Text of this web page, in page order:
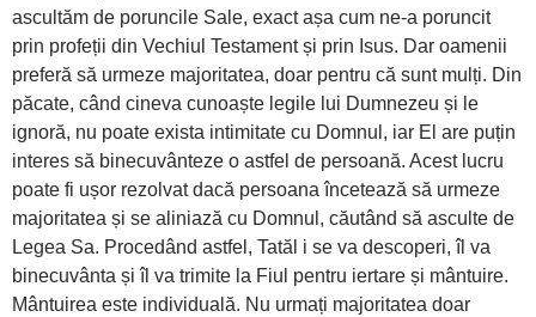
ascultăm de poruncile Sale, exact așa cum ne-a poruncit
prin profeții din Vechiul Testament și prin Isus. Dar oamenii
preferă să urmeze majoritatea, doar pentru că sunt mulți. Din
păcate, când cineva cunoaște legile lui Dumnezeu și le
ignoră, nu poate exista intimitate cu Domnul, iar El are puțin
interes să binecuvânteze o astfel de persoană. Acest lucru
poate fi ușor rezolvat dacă persoana încetează să urmeze
majoritatea și se aliniază cu Domnul, căutând să asculte de
Legea Sa. Procedând astfel, Tatăl i se va descoperi, îl va
binecuvânta și îl va trimite la Fiul pentru iertare și mântuire.
Mântuirea este individuală. Nu urmați majoritatea doar